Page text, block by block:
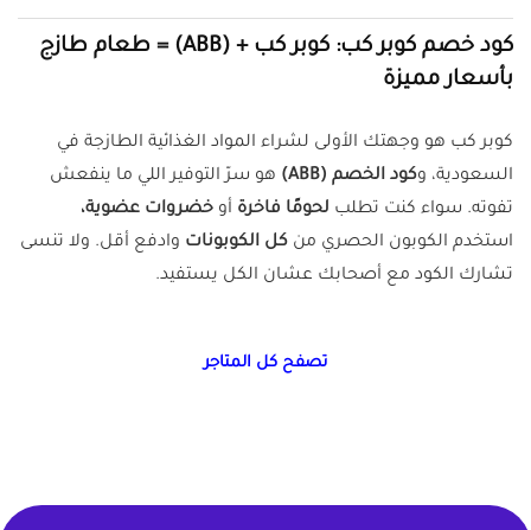
كود خصم كوبر كب: كوبر كب + (ABB) = طعام طازج
بأسعار مميزة
كوبر كب هو وجهتك الأولى لشراء المواد الغذائية الطازجة في
السعودية، وكود الخصم (ABB)
هو سرّ التوفير اللي ما ينفعش
تفوته. سواء كنت تطلب لحومًا فاخرة أو خضروات عضوية،
استخدم الكوبون الحصري من كل الكوبونات وادفع أقل. ولا تنسى
تشارك الكود مع أصحابك عشان الكل يستفيد.
تصفح كل المتاجر